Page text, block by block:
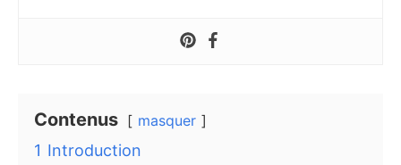
Contenus masquer
1 Introduction